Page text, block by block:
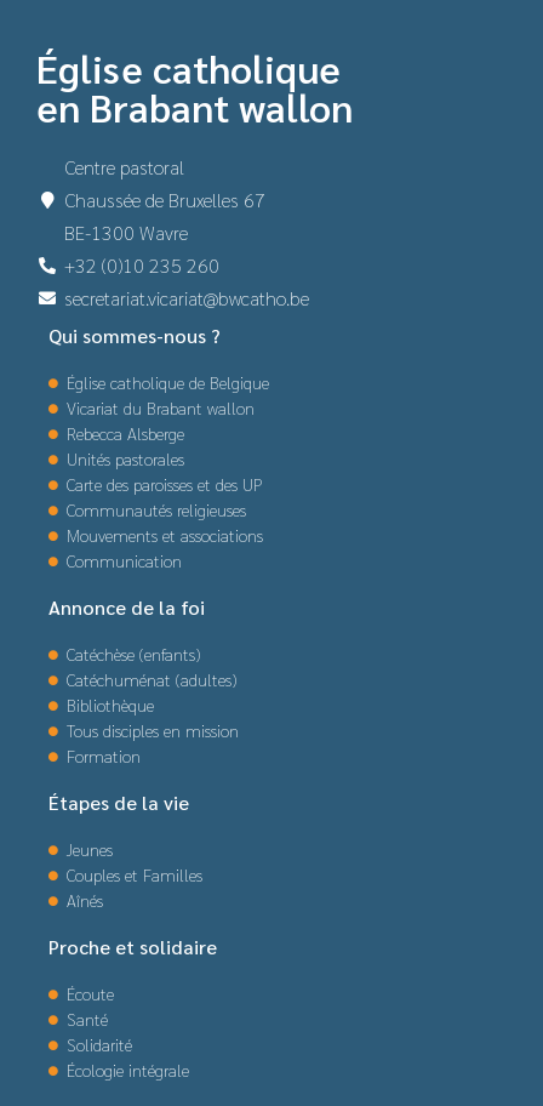
Église catholique
en Brabant wallon
Centre pastoral
Chaussée de Bruxelles 67
BE-1300 Wavre
+32 (0)10 235 260
secretariat.vicariat@bwcatho.be
Qui sommes-nous ?
Église catholique de Belgique
Vicariat du Brabant wallon
Rebecca Alsberge
Unités pastorales
Carte des paroisses et des UP
Communautés religieuses
Mouvements et associations
Communication
Annonce de la foi
Catéchèse (enfants)
Catéchuménat (adultes)
Bibliothèque
Tous disciples en mission
Formation
Étapes de la vie
Jeunes
Couples et Familles
Aînés
Proche et solidaire
Écoute
Santé
Solidarité
Écologie intégrale